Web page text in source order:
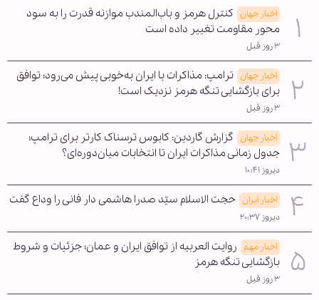
اخبار جهان کنترل هرمز و باب‌المندب موازنه قدرت را به سود
محور مقاومت تغییر داده است
۳ روز قبل
اخبار جهان ترامپ: مذاکرات با ایران به‌خوبی پیش می‌رود؛ توافق
برای بازگشایی تنگه هرمز نزدیک است!
۳ روز قبل
اخبار جهان گزارش گاردین: کابوس ترسناک کارتر برای ترامپ؛
جدول زمانی مذاکرات ایران تا انتخابات میان‌دوره‌ای؟
دیروز ۱۰:۴۱
اخبار ایران حجت الاسلام سیّد صدرا هاشمی دار فانی را وداع گفت
دیروز ۲۰:۳۷
اخبار مهم روایت العربیه از توافق ایران و عمان؛ جزئیات و شروط
بازگشایی تنگه هرمز
۳ روز قبل